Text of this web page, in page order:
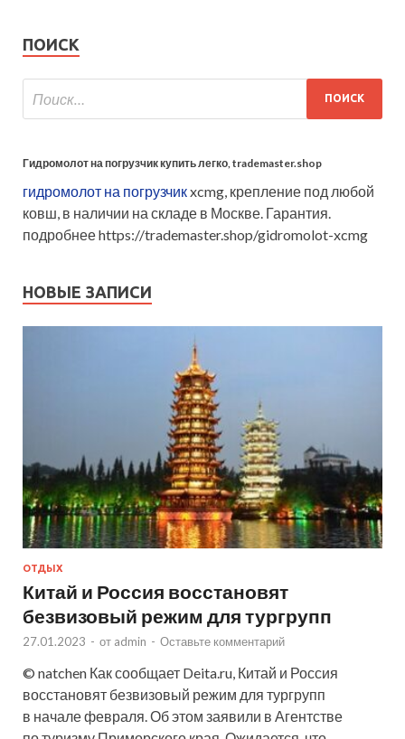
ПОИСК
Гидромолот на погрузчик купить легко, trademaster.shop
гидромолот на погрузчикxcmg, крепление под любой
ковш, в наличии на складе в Москве. Гарантия.
подробнее https://trademaster.shop/gidromolot-xcmg
НОВЫЕ ЗАПИСИ
ОТДЫХ
Китай и Россия восстановят
безвизовый режим для тургрупп
27.01.2023 - от admin - Оставьте комментарий
© natchen Как сообщает Deita.ru, Китай и Россия
восстановят безвизовый режим для тургрупп
в начале февраля. Об этом заявили в Агентстве